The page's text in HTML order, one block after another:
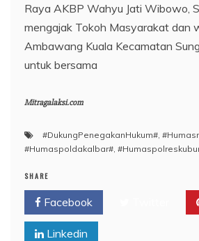
Raya AKBP Wahyu Jati Wibowo,
mengajak Tokoh Masyarakat dan
Ambawang Kuala Kecamatan
untuk bersama
Mitragalaksi.com
#DukungPenegakanHukum#
#Humaspoldakalbar#
SHARE
Facebook
Linkedin